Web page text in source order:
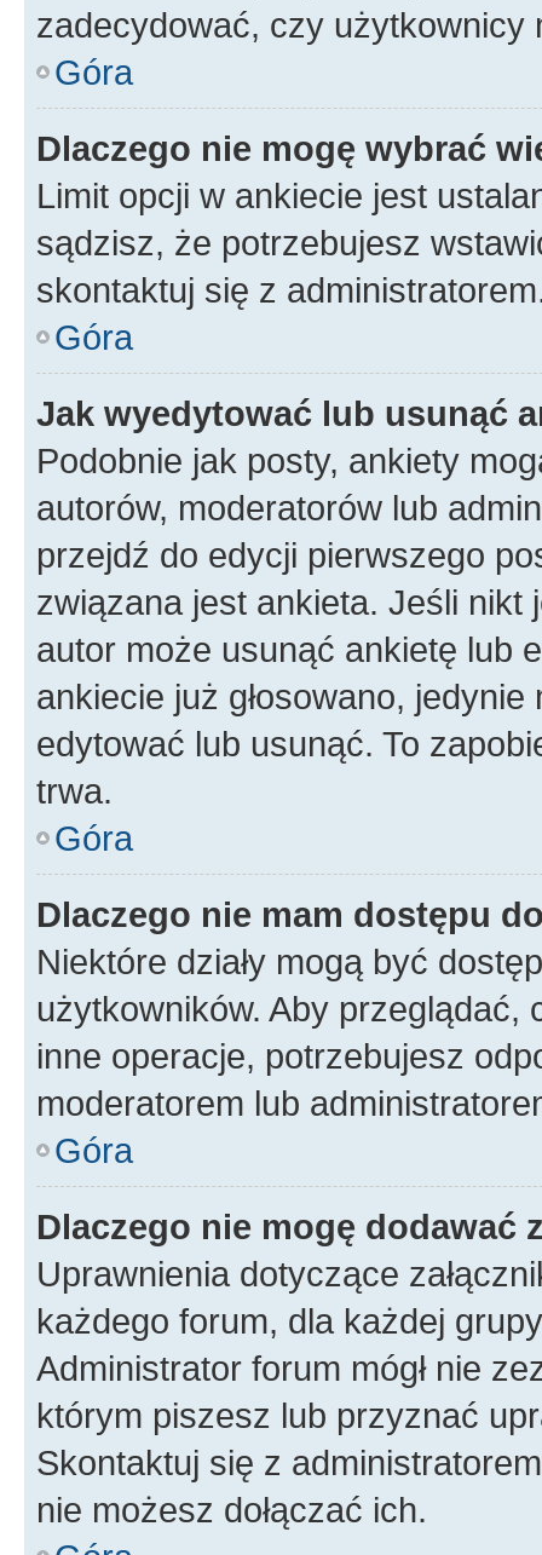
zadecydować, czy użytkownicy
Góra
Dlaczego nie mogę wybrać
Limit opcji w ankiecie jest
sądzisz, że potrzebujesz
skontaktuj się z
Góra
Jak wyedytować lub usunąć
Podobnie jak posty, ankiety
autorów, moderatorów lub
przejdź do edycji pierwszego
związana jest ankieta. Jeśli nikt
autor może usunąć ankietę lub
ankiecie już głosowano,
edytować lub usunąć. To
trwa.
Góra
Dlaczego nie mam dostępu
Niektóre działy mogą być
użytkowników. Aby
inne operacje, potrzebujesz
moderatorem lub
Góra
Dlaczego nie mogę dodawać
Uprawnienia dotyczące
każdego forum, dla każdej
Administrator forum mógł nie
którym piszesz lub przyznać
Skontaktuj się z
nie możesz dołączać ich.